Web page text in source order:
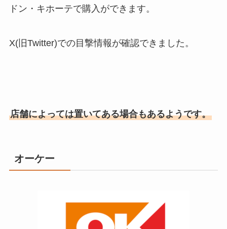
ドン・キホーテで購入ができます。
X(旧Twitter)での目撃情報が確認できました。
店舗によっては置いてある場合もあるようです。
オーケー